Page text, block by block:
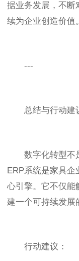
据业务发展，不断
续为企业创造价值。
---
总结与行动建
数字化转型不是
ERP系统是家具
心引擎。它不仅能
建一个可持续发展
行动建议：